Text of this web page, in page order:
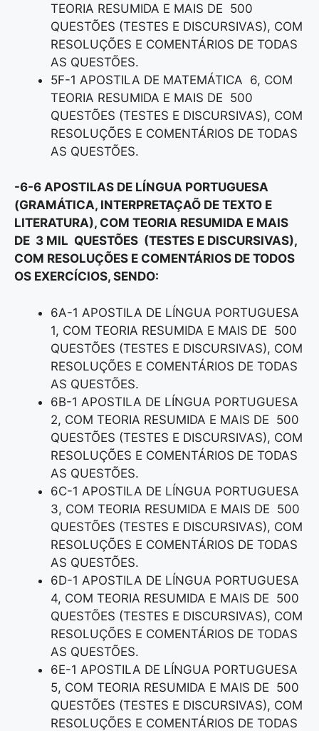
TEORIA RESUMIDA E MAIS DE 500
QUESTÕES (TESTES E DISCURSIVAS), COM
RESOLUÇÕES E COMENTÁRIOS DE TODAS
AS QUESTÕES.
5F-1 APOSTILA DE MATEMÁTICA 6, COM
TEORIA RESUMIDA E MAIS DE 500
QUESTÕES (TESTES E DISCURSIVAS), COM
RESOLUÇÕES E COMENTÁRIOS DE TODAS
AS QUESTÕES.
-6-6 APOSTILAS DE LÍNGUA PORTUGUESA
(GRAMÁTICA, INTERPRETAÇAÕ DE TEXTO E
LITERATURA), COM TEORIA RESUMIDA E MAIS
DE 3 MIL QUESTÕES (TESTES E DISCURSIVAS),
COM RESOLUÇÕES E COMENTÁRIOS DE TODOS
OS EXERCÍCIOS, SENDO:
6A-1 APOSTILA DE LÍNGUA PORTUGUESA
1, COM TEORIA RESUMIDA E MAIS DE 500
QUESTÕES (TESTES E DISCURSIVAS), COM
RESOLUÇÕES E COMENTÁRIOS DE TODAS
AS QUESTÕES.
6B-1 APOSTILA DE LÍNGUA PORTUGUESA
2, COM TEORIA RESUMIDA E MAIS DE 500
QUESTÕES (TESTES E DISCURSIVAS), COM
RESOLUÇÕES E COMENTÁRIOS DE TODAS
AS QUESTÕES.
6C-1 APOSTILA DE LÍNGUA PORTUGUESA
3, COM TEORIA RESUMIDA E MAIS DE 500
QUESTÕES (TESTES E DISCURSIVAS), COM
RESOLUÇÕES E COMENTÁRIOS DE TODAS
AS QUESTÕES.
6D-1 APOSTILA DE LÍNGUA PORTUGUESA
4, COM TEORIA RESUMIDA E MAIS DE 500
QUESTÕES (TESTES E DISCURSIVAS), COM
RESOLUÇÕES E COMENTÁRIOS DE TODAS
AS QUESTÕES.
6E-1 APOSTILA DE LÍNGUA PORTUGUESA
5, COM TEORIA RESUMIDA E MAIS DE 500
QUESTÕES (TESTES E DISCURSIVAS), COM
RESOLUÇÕES E COMENTÁRIOS DE TODAS